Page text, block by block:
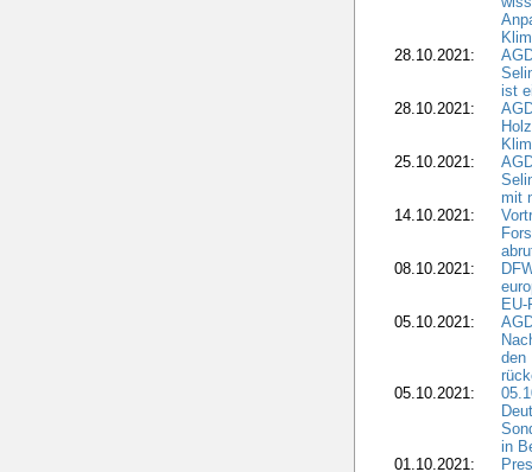
28.10.2021:
ist
28.10.2021:
25.10.2021:
mit
14.10.2021:
08.10.2021:
05.10.2021:
den
05.10.2021:
in
01.10.2021: